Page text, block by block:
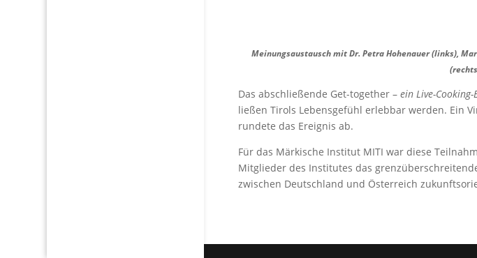
Meinungsaustausch mit Dr. Petra Hohenauer (links),
Das abschließende Get-together –ein Live-Cooking-
ließen Tirols Lebensgefühl erlebbar werden. Ein
rundete das Ereignis ab.
Für das Märkische Institut MITI war diese
Mitglieder des Institutes das
zwischen Deutschland und Österreich